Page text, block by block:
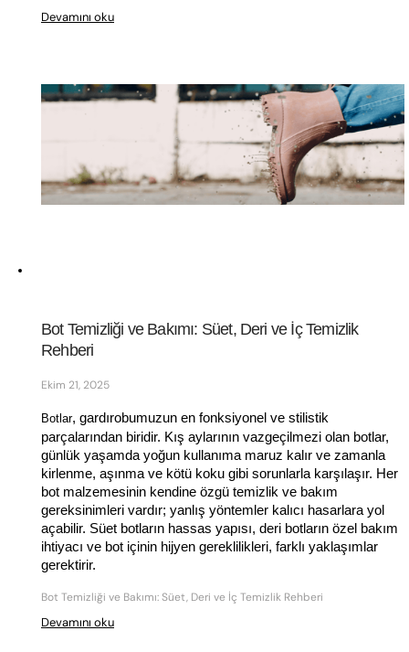
Devamını oku
Bot Temizliği ve Bakımı: Süet, Deri ve İç Temizlik
Rehberi
Ekim 21, 2025
Botlar, gardırobumuzun en fonksiyonel ve stilistik
parçalarından biridir. Kış aylarının vazgeçilmezi olan botlar,
günlük yaşamda yoğun kullanıma maruz kalır ve zamanla
kirlenme, aşınma ve kötü koku gibi sorunlarla karşılaşır. Her
bot malzemesinin kendine özgü temizlik ve bakım
gereksinimleri vardır; yanlış yöntemler kalıcı hasarlara yol
açabilir. Süet botların hassas yapısı, deri botların özel bakım
ihtiyacı ve bot içinin hijyen gereklilikleri, farklı yaklaşımlar
gerektirir.
Bot Temizliği ve Bakımı: Süet, Deri ve İç Temizlik Rehberi
Devamını oku